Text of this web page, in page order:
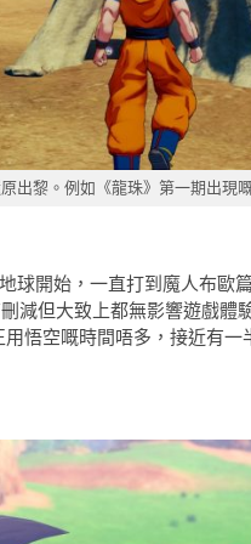
出黎。例如《龍珠》第一期出現
球開始，一直打到魔人布
減但大致上都無影響遊戲體
悟空嘅時間唔多，接近有